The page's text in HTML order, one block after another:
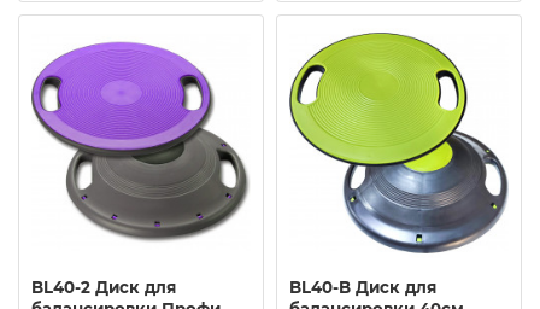
BL40-2 Диск для
BL40-B Диск для